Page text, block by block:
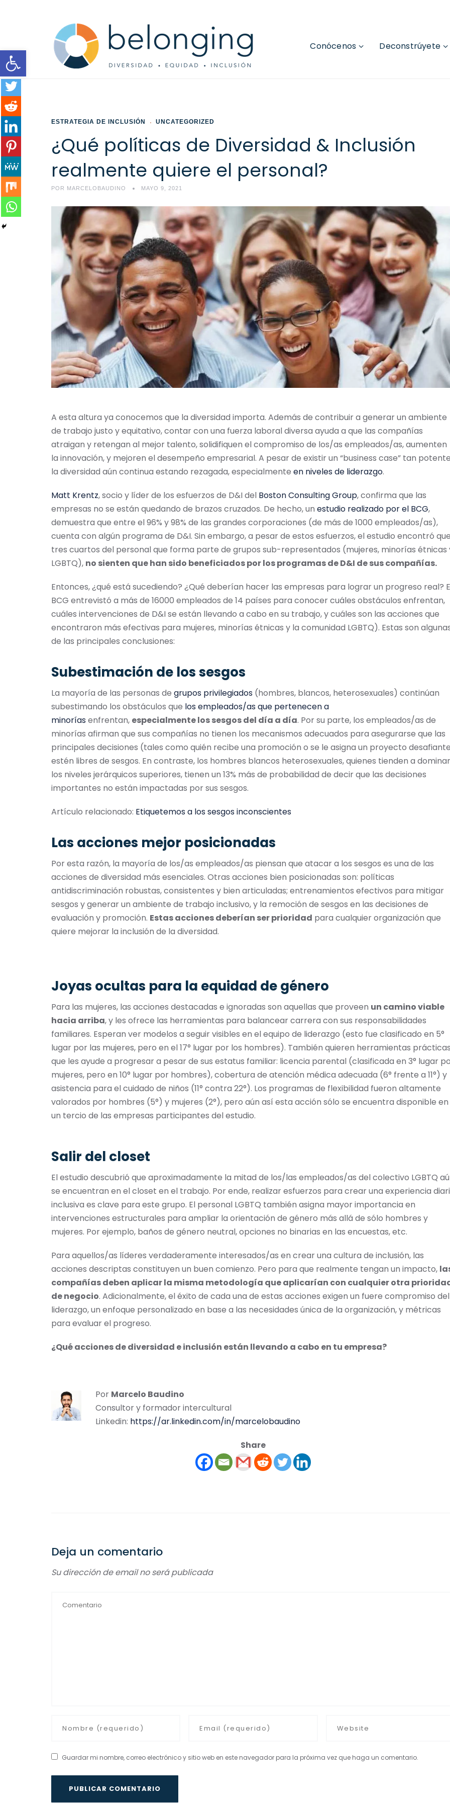
Open toolbar Conócenos Deconstrúyete
ESTRATEGIA DE INCLUSIÓN UNCATEGORIZED
¿Qué políticas de Diversidad & Inclusión
realmente quiere el personal?
POR MARCELOBAUDINO MAYO 9, 2021
A esta altura ya conocemos que la diversidad importa. Además de contribuir a generar un ambiente
de trabajo justo y equitativo, contar con una fuerza laboral diversa ayuda a que las compañías
atraigan y retengan al mejor talento, solidifiquen el compromiso de los/as empleados/as, aumenten
la innovación, y mejoren el desempeño empresarial. A pesar de existir un “business case” tan
la diversidad aún continua estando rezagada, especialmente en niveles de liderazgo.
Matt Krentz, socio y líder de los esfuerzos de D&I del Boston Consulting Group, confirma que las
empresas no se están quedando de brazos cruzados. De hecho, un estudio realizado por el BCG,
demuestra que entre el 96% y 98% de las grandes corporaciones (de más de 1000 empleados/as),
cuenta con algún programa de D&I. Sin embargo, a pesar de estos esfuerzos, el estudio encontró
tres cuartos del personal que forma parte de grupos sub-representados (mujeres, minorías étnicas
LGBTQ), no sienten que han sido beneficiados por los programas de D&I de sus compañías.
Entonces, ¿qué está sucediendo? ¿Qué deberían hacer las empresas para lograr un progreso real?
BCG entrevistó a más de 16000 empleados de 14 países para conocer cuáles obstáculos enfrentan,
cuáles intervenciones de D&I se están llevando a cabo en su trabajo, y cuáles son las acciones que
encontraron más efectivas para mujeres, minorías étnicas y la comunidad LGBTQ). Estas son
de las principales conclusiones:
Subestimación de los sesgos
La mayoría de las personas de grupos privilegiados (hombres, blancos, heterosexuales) continúan
subestimando los obstáculos que los empleados/as que pertenecen a
minoríasenfrentan, especialmente los sesgos del día a día. Por su parte, los empleados/as de
minorías afirman que sus compañías no tienen los mecanismos adecuados para asegurarse que las
principales decisiones (tales como quién recibe una promoción o se le asigna un proyecto
estén libres de sesgos. En contraste, los hombres blancos heterosexuales, quienes tienden a dominar
los niveles jerárquicos superiores, tienen un 13% más de probabilidad de decir que las decisiones
importantes no están impactadas por sus sesgos.
Artículo relacionado: Etiquetemos a los sesgos inconscientes
Las acciones mejor posicionadas
Por esta razón, la mayoría de los/as empleados/as piensan que atacar a los sesgos es una de las
acciones de diversidad más esenciales. Otras acciones bien posicionadas son: políticas
antidiscriminación robustas, consistentes y bien articuladas; entrenamientos efectivos para mitigar
sesgos y generar un ambiente de trabajo inclusivo, y la remoción de sesgos en las decisiones de
evaluación y promoción. Estas acciones deberían ser prioridad para cualquier organización que
quiere mejorar la inclusión de la diversidad.
Joyas ocultas para la equidad de género
Para las mujeres, las acciones destacadas e ignoradas son aquellas que proveen un camino viable
hacia arriba, y les ofrece las herramientas para balancear carrera con sus responsabilidades
familiares. Esperan ver modelos a seguir visibles en el equipo de liderazgo (esto fue clasificado en 5°
lugar por las mujeres, pero en el 17° lugar por los hombres). También quieren herramientas
que les ayude a progresar a pesar de sus estatus familiar: licencia parental (clasificada en 3° lugar
mujeres, pero en 10° lugar por hombres), cobertura de atención médica adecuada (6° frente a 11°) y
asistencia para el cuidado de niños (11° contra 22°). Los programas de flexibilidad fueron altamente
valorados por hombres (5°) y mujeres (2°), pero aún así esta acción sólo se encuentra disponible en
un tercio de las empresas participantes del estudio.
Salir del closet
El estudio descubrió que aproximadamente la mitad de los/las empleados/as del colectivo LGBTQ
se encuentran en el closet en el trabajo. Por ende, realizar esfuerzos para crear una experiencia
inclusiva es clave para este grupo. El personal LGBTQ también asigna mayor importancia en
intervenciones estructurales para ampliar la orientación de género más allá de sólo hombres y
mujeres. Por ejemplo, baños de género neutral, opciones no binarias en las encuestas, etc.
Para aquellos/as líderes verdaderamente interesados/as en crear una cultura de inclusión, las
acciones descriptas constituyen un buen comienzo. Pero para que realmente tengan un impacto,
compañías deben aplicar la misma metodología que aplicarían con cualquier otra
de negocio. Adicionalmente, el éxito de cada una de estas acciones exigen un fuere compromiso del
liderazgo, un enfoque personalizado en base a las necesidades única de la organización, y métricas
para evaluar el progreso.
¿Qué acciones de diversidad e inclusión están llevando a cabo en tu empresa?
Por Marcelo Baudino
Consultor y formador intercultural
Linkedin: https://ar.linkedin.com/in/marcelobaudino
Share
Deja un comentario
Su dirección de email no será publicada
Guardar mi nombre, correo electrónico y sitio web en este navegador para la próxima vez que haga un comentario.